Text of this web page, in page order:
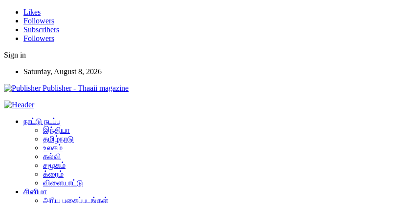
Likes
Followers
Subscribers
Followers
Sign in
Saturday, August 8, 2026
Publisher - Thaaii magazine
நாட்டு நடப்பு
இந்தியா
தமிழ்நாடு
உலகம்
கல்வி
சமூகம்
க்ரைம்
விளையாட்டு
சினிமா
அரிய புகைப்படங்கள்